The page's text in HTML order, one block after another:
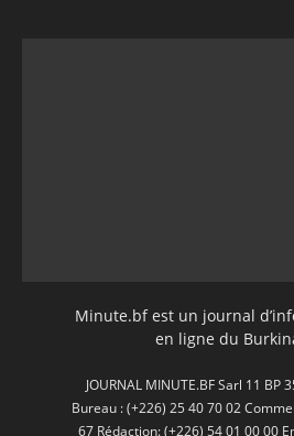
Minute.bf est un journal
en ligne du
JOURNAL MINUTE.BF Sarl 11 BP
Bureau : (+226) 25 40 70 02
67 Rédaction: (+226) 54 01 00 00